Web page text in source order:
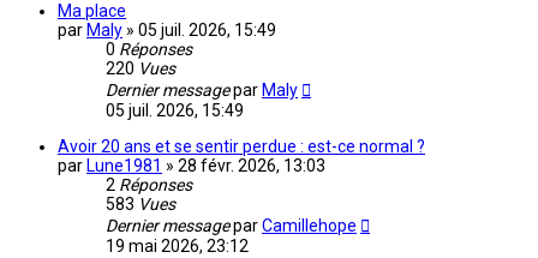
Ma place
par Maly » 05 juil. 2026, 15:49
0 Réponses
220 Vues
Dernier messagepar Maly
05 juil. 2026, 15:49
Avoir 20 ans et se sentir perdue : est-ce normal ?
par Lune1981 » 28 févr. 2026, 13:03
2 Réponses
583 Vues
Dernier messageparCamillehope
19 mai 2026, 23:12